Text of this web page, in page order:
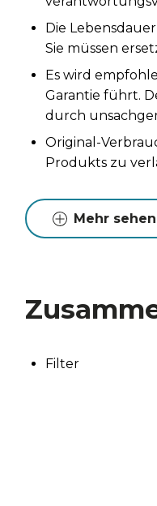
Die
Sie müssen
Es wird
Garantie führt.
durch
Original-
Produkts zu
Mehr sehen
Filter